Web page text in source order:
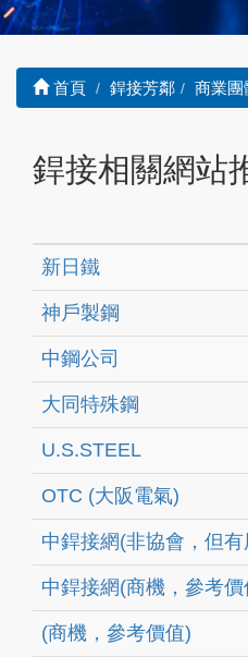
首頁 銲接芳鄰 商業團
銲接相關網站
新日鐵
神戶製鋼
中鋼公司
大同特殊鋼
U.S.STEEL
OTC (大阪電氣)
中銲接網(非協會，但
中銲接網(商機，參考價
(商機，參考價值)